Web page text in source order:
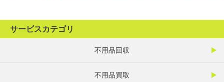
サービスカテゴリ
不用品回収
不用品買取